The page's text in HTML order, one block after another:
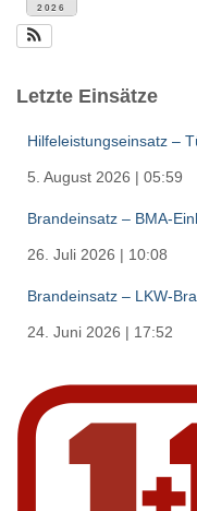
2026
Letzte Einsätze
Hilfeleistungseinsatz –
5. August 2026 | 05:59
Brandeinsatz – BMA-
26. Juli 2026 | 10:08
Brandeinsatz – LKW-
24. Juni 2026 | 17:52